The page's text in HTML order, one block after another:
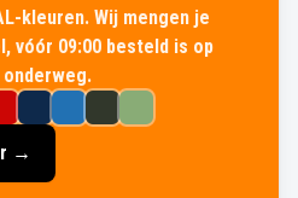
kleuren. Wij mengen je
vóór 09:00 besteld is op
onderweg.
→